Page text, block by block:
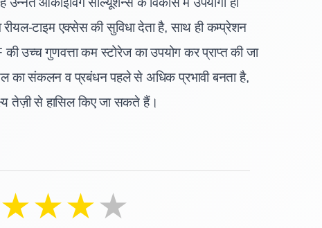
टाइम एक्सेस की सुविधा देता है, साथ ही कम्प्रेशन
उच्च गुणवत्ता कम स्टोरेज का उपयोग कर प्राप्त की जा
का संकलन व प्रबंधन पहले से अधिक प्रभावी बनता है,
तेज़ी से हासिल किए जा सकते हैं।
★★★★